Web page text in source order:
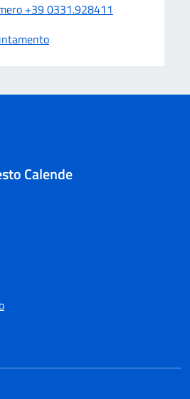
+39 0331.928411
Calende